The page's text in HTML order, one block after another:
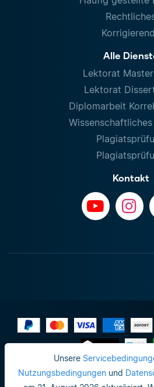
Unsere
Nutzungsbedingungen und
Alle
Lektorat
Lektorat
Diplomarbeit
Kontakt
Impressum